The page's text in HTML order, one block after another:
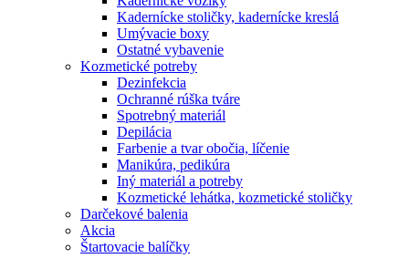
Kadernícke stoličky, kadernícke kreslá
Umývacie boxy
Ostatné vybavenie
Kozmetické potreby
Dezinfekcia
Ochranné rúška tváre
Spotrebný materiál
Depilácia
Farbenie a tvar obočia, líčenie
Manikúra, pedikúra
Iný materiál a potreby
Kozmetické lehátka, kozmetické stoličky
Darčekové balenia
Akcia
Štartovacie balíčky